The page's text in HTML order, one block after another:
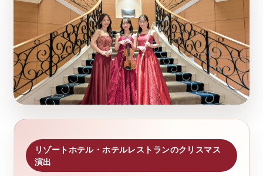
リゾートホテル・ホテルレストランのクリスマス
演出